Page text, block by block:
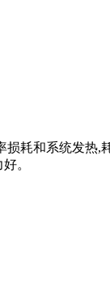
耗和系统发热,
。